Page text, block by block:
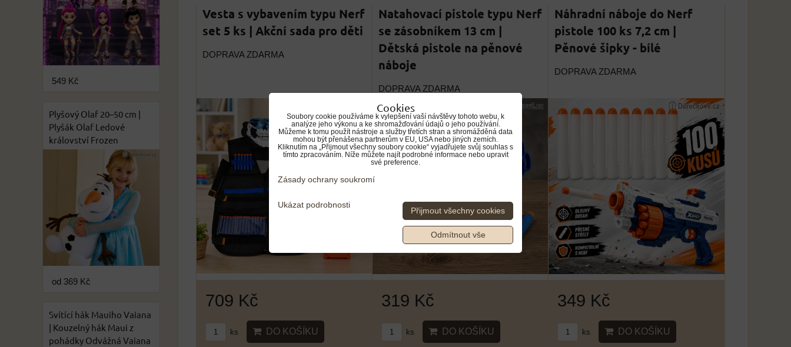
Vesta s vybavením typu Nerf
set 5 ks | Akční sada pro děti
DOPRAVA ZDARMA
709 Kč
ks DO KOŠÍKU
Natahovací pistole typu Nerf
se zásobníkem 13 cm |
Dětská pistole na pěnové
náboje
DOPRAVA ZDARMA
319 Kč
ks DO KOŠÍKU
Náhradní náboje do Nerf
pistole 100 ks 7,2 cm |
Pěnové šipky - bílé
DOPRAVA ZDARMA
349 Kč
ks DO KOŠÍKU
549 Kč
Plyšový Olaf 20–50 cm |
Plyšák Olaf Ledové
království Frozen
od 369 Kč
Svítící hák Mauiho Vaiana
| Kouzelný hák Maui z
pohádky Odvážná Vaiana
Cookies
Soubory cookie používáme k vylepšení vaší návštěvy tohoto webu, k
analýze jeho výkonu a ke shromažďování údajů o jeho používání.
Můžeme k tomu použít nástroje a služby třetích stran a shromážděná data
mohou být přenášena partnerům v EU, USA nebo jiných zemích.
Kliknutím na „Přijmout všechny soubory cookie“ vyjadřujete svůj souhlas s
tímto zpracováním. Níže můžete najít podrobné informace nebo upravit
své preference.
Zásady ochrany soukromí
Ukázat podrobnosti
Přijmout všechny cookies
Odmítnout vše